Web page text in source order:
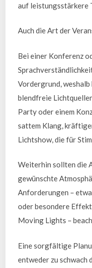
auf leistungsstärkere
Auch die Art der
Bei einer Konferenz
Vordergrund,
blendfreie
Party oder einem
sattem Klang,
Lichtshow, die für
Weiterhin sollten die
gewünschte
Anforderungen –
oder besondere
Moving Lights –
Eine sorgfältige
entweder zu